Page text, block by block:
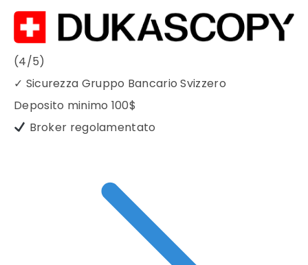
(4/5)
✓ Sicurezza Gruppo Bancario Svizzero
Deposito minimo 100$
Broker regolamentato